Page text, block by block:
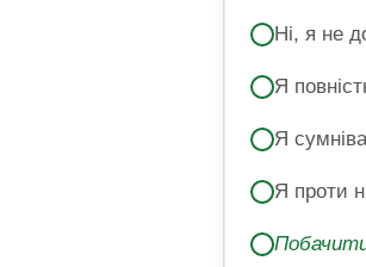
Ні, я не
Я
Я
Я проти